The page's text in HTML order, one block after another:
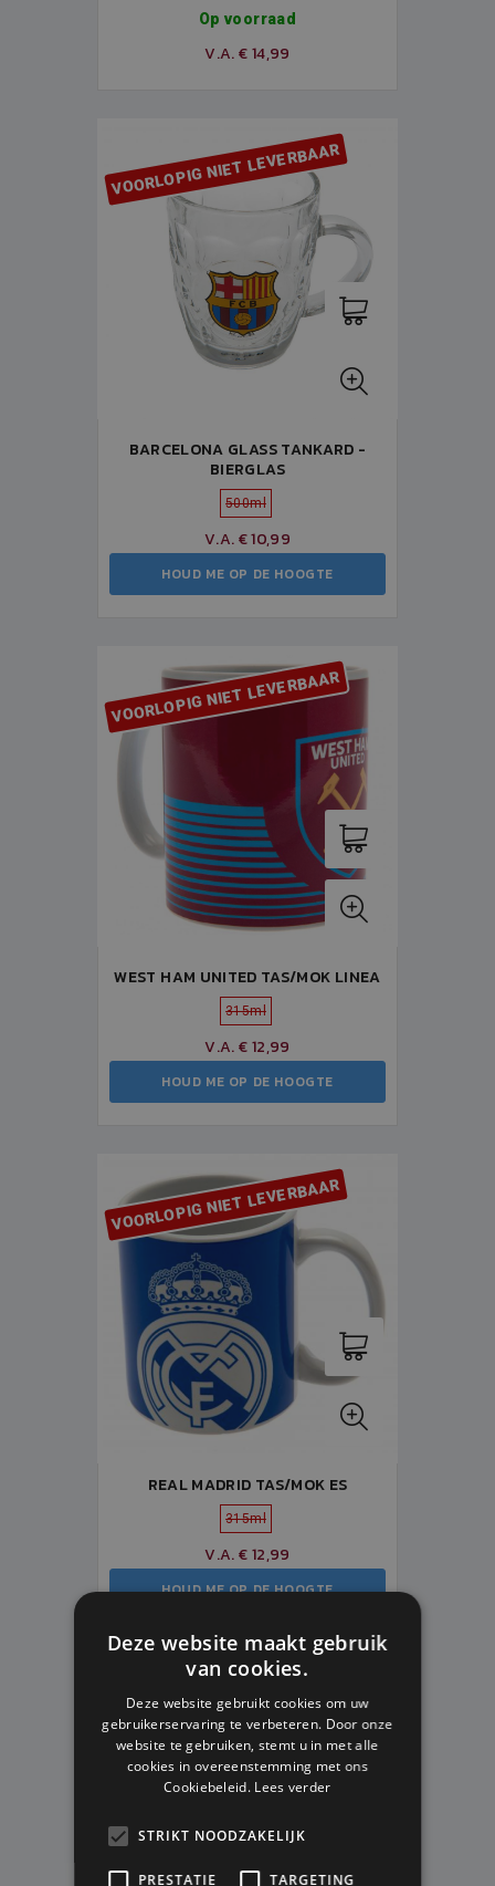
Op voorraad
V.A. € 14,99
VOORLOPIG NIET LEVERBAAR
BARCELONA GLASS TANKARD -
BIERGLAS
500ml
V.A. € 10,99
HOUD ME OP DE HOOGTE
VOORLOPIG NIET LEVERBAAR
WEST HAM UNITED TAS/MOK LINEA
315ml
V.A. € 12,99
HOUD ME OP DE HOOGTE
VOORLOPIG NIET LEVERBAAR
REAL MADRID TAS/MOK ES
315ml
V.A. € 12,99
HOUD ME OP DE HOOGTE
VOORLOPIG NIET LEVERBAAR
Deze website maakt gebruik
van cookies.
Deze website gebruikt cookies om uw
gebruikerservaring te verbeteren. Door onze
website te gebruiken, stemt u in met alle
cookies in overeenstemming met ons
Cookiebeleid. Lees verder
STRIKT NOODZAKELIJK
PRESTATIE TARGETING